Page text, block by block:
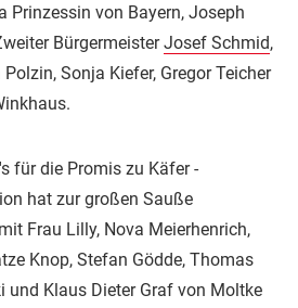
Prinzessin von Bayern, Joseph
BürgermeisterJosef Schmid,
Sonja Kiefer, Gregor Teicher
für die Promis zu Käfer -
hat zur großen Sauße
Frau Lilly, Nova Meierhenrich,
Knop, Stefan Gödde, Thomas
und Klaus Dieter Graf von Moltke